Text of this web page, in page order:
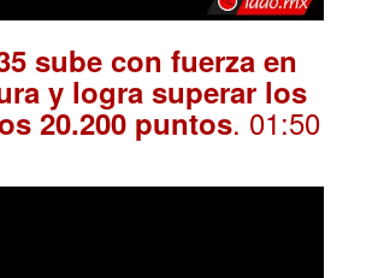
sube con fuerza en
y logra superar los
20.200 puntos. 01:50